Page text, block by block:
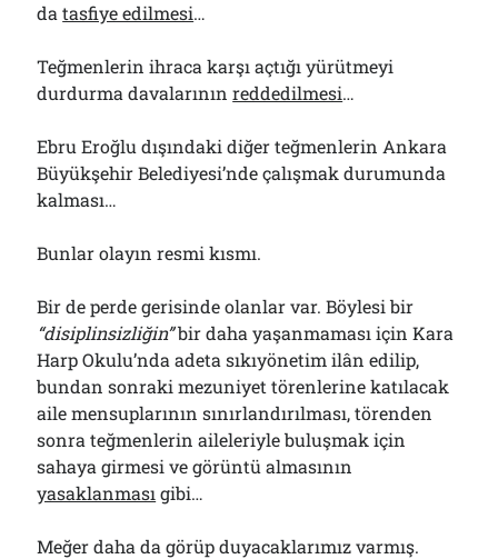
datasfiye edilmesi…
Teğmenlerin ihraca karşı açtığı yürütmeyi
durdurma davalarınınreddedilmesi…
Ebru Eroğlu dışındaki diğer teğmenlerin Ankara
Büyükşehir Belediyesi’nde çalışmak durumunda
kalması…
Bunlar olayın resmi kısmı.
Bir de perde gerisinde olanlar var. Böylesi bir
“disiplinsizliğin”bir daha yaşanmaması için Kara
Harp Okulu’nda adeta sıkıyönetim ilân edilip,
bundan sonraki mezuniyet törenlerine katılacak
aile mensuplarının sınırlandırılması, törenden
sonra teğmenlerin aileleriyle buluşmak için
sahaya girmesi ve görüntü almasının
yasaklanması gibi…
Meğer daha da görüp duyacaklarımız varmış.